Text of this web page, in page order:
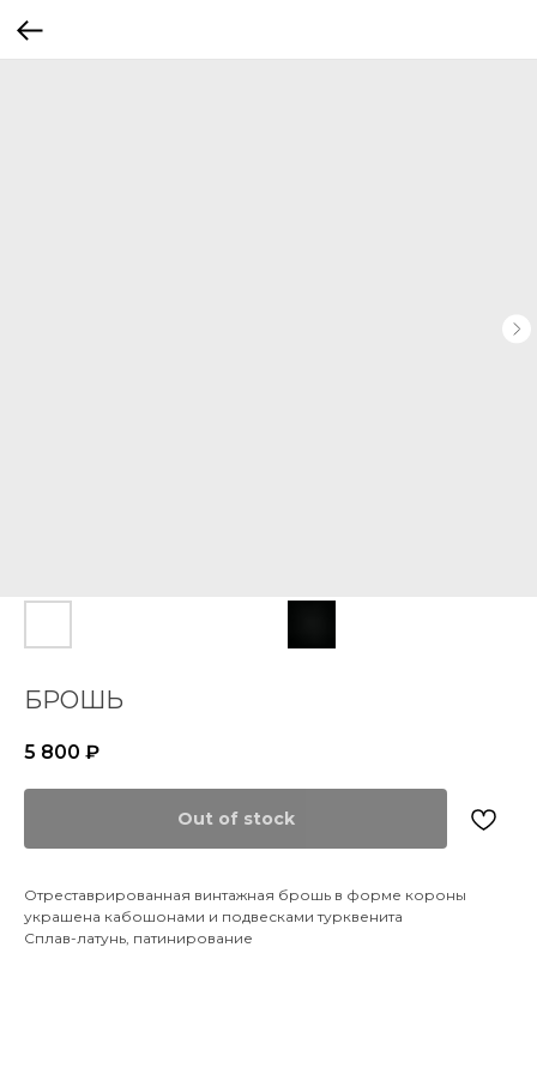
БРОШЬ
5 800 ₽
Out of stock
Отреставрированная винтажная брошь в форме короны
украшена кабошонами и подвесками турквенита
Сплав-латунь, патинирование